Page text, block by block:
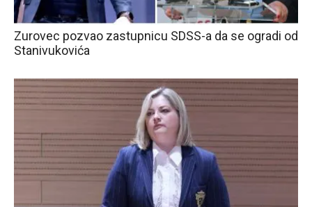
Zurovec pozvao zastupnicu SDSS-a da se ogradi od
Stanivukovića